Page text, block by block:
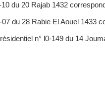
10 du 20 Rajab 1432
07 du 28 Rabie El Aouel 1433
n° l0-149 du 14